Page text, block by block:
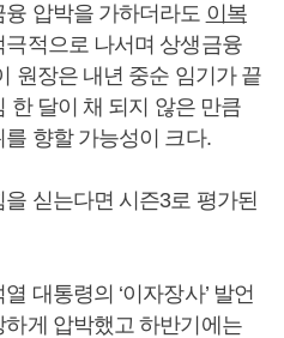
압박을 가하더라도 이복
적으로 나서며 상생금융
원장은 내년 중순 임기가 끝
한 달이 채 되지 않은 만큼
향할 가능성이 크다.
싣는다면 시즌3로 평가된
대통령의 ‘이자장사’ 발언
게 압박했고 하반기에는